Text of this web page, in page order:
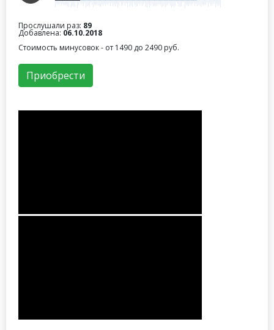
Прослушали раз: 89
Добавлена: 06.10.2018
Стоимость минусовок - от 1490 до 2490 руб.
Приобрести